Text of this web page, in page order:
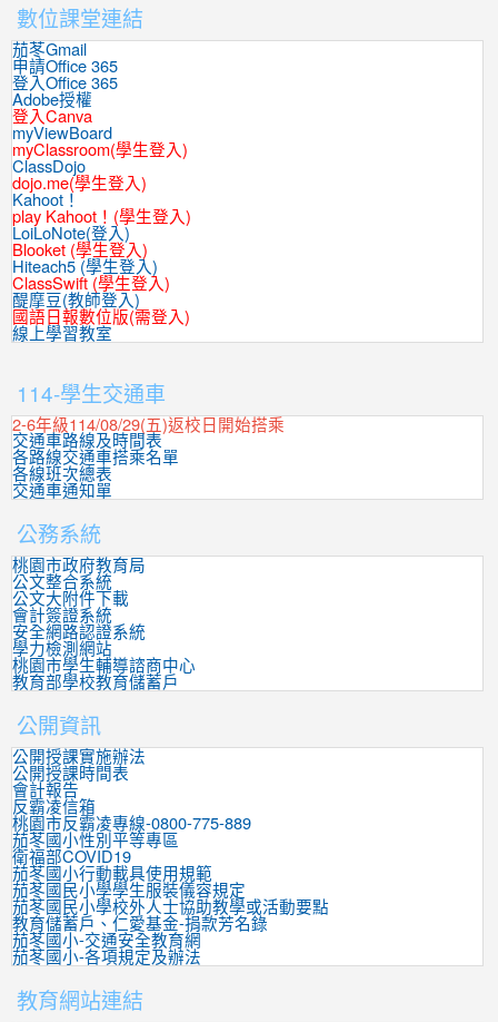
數位課堂連結
茄苳Gmail
申請Office 365
登入Office 365
Adobe授權
登入Canva
myViewBoard
myClassroom(學生登入)
ClassDojo
dojo.me(學生登入)
Kahoot！
play Kahoot！(學生登入)
LoiLoNote(登入)
Blooket (學生登入)
Hiteach5 (學生登入)
ClassSwift (學生登入)
醍摩豆(教師登入)
國語日報數位版(需登入)
線上學習教室
114-學生交通車
2-6年級114/08/29(五)返校日開始搭乘
交通車路線及時間表
各路線交通車搭乘名單
各線班次總表
交通車通知單
公務系統
桃園市政府教育局
公文整合系統
公文大附件下載
會計簽證系統
安全網路認證系統
學力檢測網站
桃園市學生輔導諮商中心
教育部學校教育儲蓄戶
公開資訊
公開授課實施辦法
公開授課時間表
會計報告
反霸凌信箱
桃園市反霸凌專線-0800-775-889
茄苳國小性別平等專區
衛福部COVID19
茄苳國小行動載具使用規範
茄苳國民小學學生服裝儀容規定
茄苳國民小學校外人士協助教學或活動要點
教育儲蓄戶、仁愛基金-捐款芳名錄
茄苳國小-交通安全教育網
茄苳國小-各項規定及辦法
教育網站連結